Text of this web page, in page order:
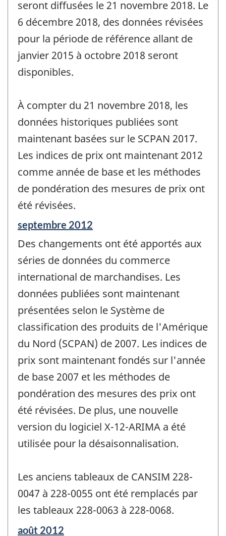
seront diffusées le 21 novembre 2018. Le
6 décembre 2018, des données révisées
pour la période de référence allant de
janvier 2015 à octobre 2018 seront
disponibles.
À compter du 21 novembre 2018, les
données historiques publiées sont
maintenant basées sur le SCPAN 2017.
Les indices de prix ont maintenant 2012
comme année de base et les méthodes
de pondération des mesures de prix ont
été révisées.
Période
référence
de
-
septembre 2012
Des changements ont été apportés aux
séries de données du commerce
international de marchandises. Les
données publiées sont maintenant
présentées selon le Système de
classification des produits de l'Amérique
du Nord (SCPAN) de 2007. Les indices de
prix sont maintenant fondés sur l'année
de base 2007 et les méthodes de
pondération des mesures des prix ont
été révisées. De plus, une nouvelle
version du logiciel X-12-ARIMA a été
utilisée pour la désaisonnalisation.
Les anciens tableaux de CANSIM 228-
0047 à 228-0055 ont été remplacés par
les tableaux 228-0063 à 228-0068.
Période
août 2012